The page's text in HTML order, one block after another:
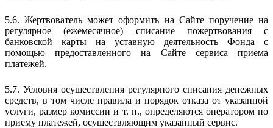
5.6. Жертвователь может оформить на Сайте поручение на
регулярное (ежемесячное) списание пожертвования с
банковской карты на уставную деятельность Фонда с
помощью предоставленного на Сайте сервиса приема
платежей.
5.7. Условия осуществления регулярного списания денежных
средств, в том числе правила и порядок отказа от указанной
услуги, размер комиссии и т. п., определяются оператором по
приему платежей, осуществляющим указанный сервис.